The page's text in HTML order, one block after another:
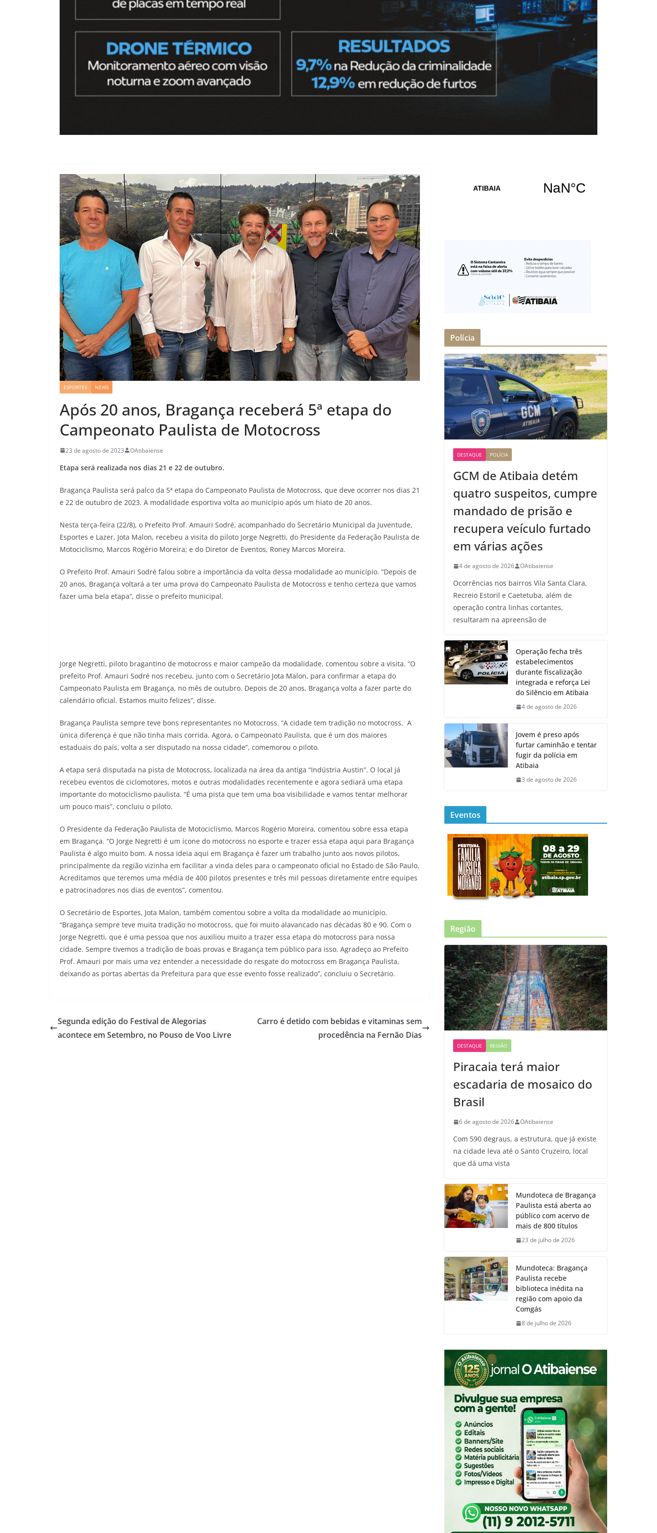
ESPORTES NEWS
Após 20 anos, Bragança receberá 5ª etapa do
Campeonato Paulista de Motocross
23 de agosto de 2023 OAtibaiense
Etapa será realizada nos dias 21 e 22 de outubro.
Bragança Paulista será palco da 5ª etapa do Campeonato Paulista de Motocross, que deve ocorrer nos dias 21
e 22 de outubro de 2023. A modalidade esportiva volta ao município após um hiato de 20 anos.
Nesta terça-feira (22/8), o Prefeito Prof. Amauri Sodré, acompanhado do Secretário Municipal da Juventude,
Esportes e Lazer, Jota Malon, recebeu a visita do piloto Jorge Negretti, do Presidente da Federação Paulista de
Motociclismo, Marcos Rogério Moreira; e do Diretor de Eventos, Roney Marcos Moreira.
O Prefeito Prof. Amauri Sodré falou sobre a importância da volta dessa modalidade ao município. “Depois de
20 anos, Bragança voltará a ter uma prova do Campeonato Paulista de Motocross e tenho certeza que vamos
fazer uma bela etapa”, disse o prefeito municipal.
Jorge Negretti, piloto bragantino de motocross e maior campeão da modalidade, comentou sobre a visita. “O
prefeito Prof. Amauri Sodré nos recebeu, junto com o Secretário Jota Malon, para confirmar a etapa do
Campeonato Paulista em Bragança, no mês de outubro. Depois de 20 anos, Bragança volta a fazer parte do
calendário oficial. Estamos muito felizes”, disse.
Bragança Paulista sempre teve bons representantes no Motocross. “A cidade tem tradição no motocross. A
única diferença é que não tinha mais corrida. Agora, o Campeonato Paulista, que é um dos maiores
estaduais do país, volta a ser disputado na nossa cidade”, comemorou o piloto.
A etapa será disputada na pista de Motocross, localizada na área da antiga “Indústria Austin”. O local já
recebeu eventos de ciclomotores, motos e outras modalidades recentemente e agora sediará uma etapa
importante do motociclismo paulista. “É uma pista que tem uma boa visibilidade e vamos tentar melhorar
um pouco mais”, concluiu o piloto.
O Presidente da Federação Paulista de Motociclismo, Marcos Rogério Moreira, comentou sobre essa etapa
em Bragança. “O Jorge Negretti é um ícone do motocross no esporte e trazer essa etapa aqui para Bragança
Paulista é algo muito bom. A nossa ideia aqui em Bragança é fazer um trabalho junto aos novos pilotos,
principalmente da região vizinha em facilitar a vinda deles para o campeonato oficial no Estado de São Paulo.
Acreditamos que teremos uma média de 400 pilotos presentes e três mil pessoas diretamente entre equipes
e patrocinadores nos dias de eventos”, comentou.
O Secretário de Esportes, Jota Malon, também comentou sobre a volta da modalidade ao município.
“Bragança sempre teve muita tradição no motocross, que foi muito alavancado nas décadas 80 e 90. Com o
Jorge Negretti, que é uma pessoa que nos auxiliou muito a trazer essa etapa do motocross para nossa
cidade. Sempre tivemos a tradição de boas provas e Bragança tem público para isso. Agradeço ao Prefeito
Prof. Amauri por mais uma vez entender a necessidade do resgate do motocross em Bragança Paulista,
deixando as portas abertas da Prefeitura para que esse evento fosse realizado”, concluiu o Secretário.
Segunda edição do Festival de Alegorias
acontece em Setembro, no Pouso de Voo Livre
Carro é detido com bebidas e vitaminas sem
procedência na Fernão Dias
Polícia
DESTAQUE POLÍCIA
GCM de Atibaia detém
quatro suspeitos, cumpre
mandado de prisão e
recupera veículo furtado
em várias ações
4 de agosto de 2026 OAtibaiense
Ocorrências nos bairros Vila Santa Clara,
Recreio Estoril e Caetetuba, além de
operação contra linhas cortantes,
resultaram na apreensão de
Operação fecha três
estabelecimentos
durante fiscalização
integrada e reforça Lei
do Silêncio em Atibaia
4 de agosto de 2026
Jovem é preso após
furtar caminhão e tentar
fugir da polícia em
Atibaia
3 de agosto de 2026
Eventos
Região
DESTAQUE REGIÃO
Piracaia terá maior
escadaria de mosaico do
Brasil
6 de agosto de 2026 OAtibaiense
Com 590 degraus, a estrutura, que já existe
na cidade leva até o Santo Cruzeiro, local
que dá uma vista
Mundoteca de Bragança
Paulista está aberta ao
público com acervo de
mais de 800 títulos
23 de julho de 2026
Mundoteca: Bragança
Paulista recebe
biblioteca inédita na
região com apoio da
Comgás
8 de julho de 2026